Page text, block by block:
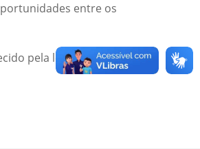
entre os
pela legislação